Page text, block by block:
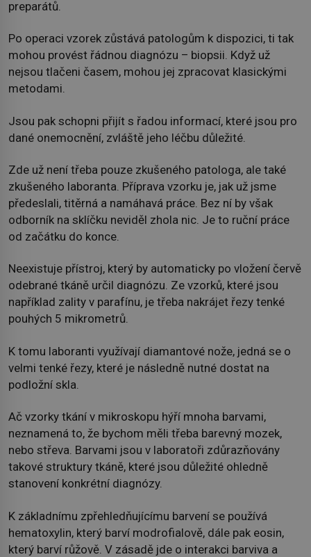
preparátů.
Po operaci vzorek zůstává patologům k dispozici, ti tak
mohou provést řádnou diagnózu – biopsii. Když už
nejsou tlačeni časem, mohou jej zpracovat klasickými
metodami.
Jsou pak schopni přijít s řadou informací, které jsou pro
dané onemocnění, zvláště jeho léčbu důležité.
Zde už není třeba pouze zkušeného patologa, ale také
zkušeného laboranta. Příprava vzorku je, jak už jsme
předeslali, titěrná a namáhavá práce. Bez ní by však
odborník na sklíčku neviděl zhola nic. Je to ruční práce
od začátku do konce.
Neexistuje přístroj, který by automaticky po vložení červě
odebrané tkáně určil diagnózu. Ze vzorků, které jsou
například zality v parafínu, je třeba nakrájet řezy tenké
pouhých 5 mikrometrů.
K tomu laboranti využívají diamantové nože, jedná se o
velmi tenké řezy, které je následně nutné dostat na
podložní skla.
Ač vzorky tkání v mikroskopu hýří mnoha barvami,
neznamená to, že bychom měli třeba barevný mozek,
nebo střeva. Barvami jsou v laboratoři zdůrazňovány
takové struktury tkáně, které jsou důležité ohledně
stanovení konkrétní diagnózy.
K základnímu zpřehledňujícímu barvení se používá
hematoxylin, který barví modrofialově, dále pak eosin,
který barví růžově. V zásadě jde o interakci barviva a